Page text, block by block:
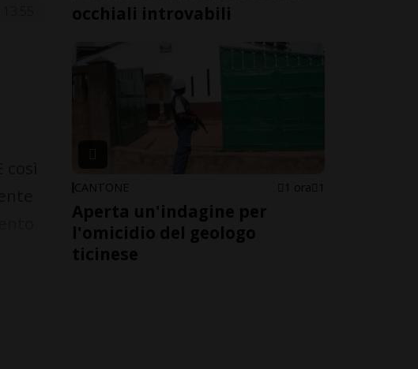
occhiali introvabili
CANTONE 1 ora 1
Aperta un'indagine per
l'omicidio del geologo
ticinese